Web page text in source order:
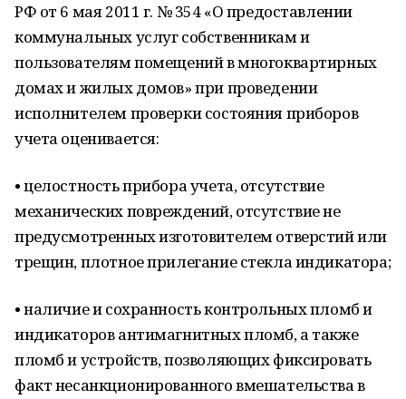
РФ от 6 мая 2011 г. № 354 «О предоставлении
коммунальных услуг собственникам и
пользователям помещений в многоквартирных
домах и жилых домов» при проведении
исполнителем проверки состояния приборов
учета оценивается:
• целостность прибора учета, отсутствие
механических повреждений, отсутствие не
предусмотренных изготовителем отверстий или
трещин, плотное прилегание стекла индикатора;
• наличие и сохранность контрольных пломб и
индикаторов антимагнитных пломб, а также
пломб и устройств, позволяющих фиксировать
факт несанкционированного вмешательства в